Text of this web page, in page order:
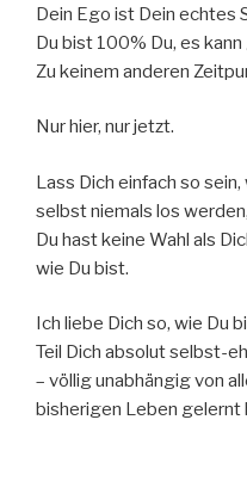
Dein Ego ist Dein echtes
Du bist 100% Du, es
Zu keinem anderen
Nur hier, nur jetzt.
Lass Dich einfach so
selbst niemals los
Du hast keine Wahl als
wie Du bist.
Ich liebe Dich so, wie Du
Teil Dich absolut selbst-
– völlig unabhängig von
bisherigen Leben gelernt